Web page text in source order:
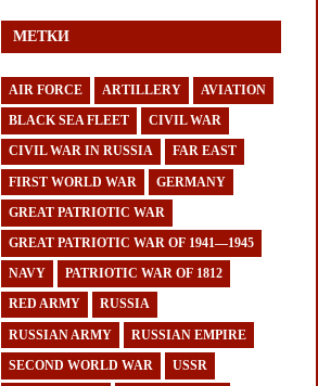
МЕТКИ
AIR FORCE ARTILLERY AVIATION
BLACK SEA FLEET CIVIL WAR
CIVIL WAR IN RUSSIA FAR EAST
FIRST WORLD WAR GERMANY
GREAT PATRIOTIC WAR
GREAT PATRIOTIC WAR OF 1941—1945
NAVY PATRIOTIC WAR OF 1812
RED ARMY RUSSIA
RUSSIAN ARMY RUSSIAN EMPIRE
SECOND WORLD WAR USSR